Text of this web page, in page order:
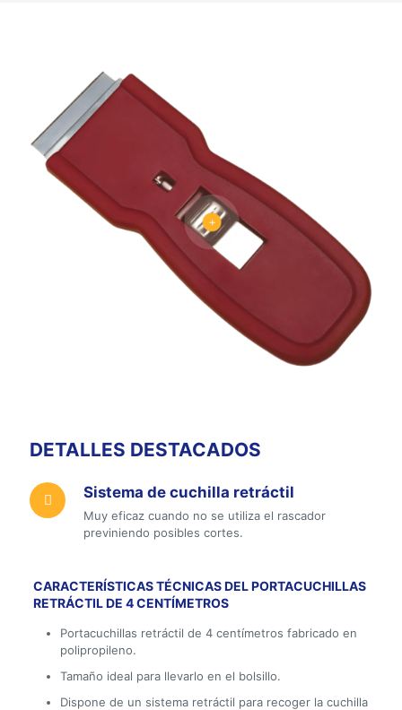
DETALLES DESTACADOS
Sistema de cuchilla retráctil
Muy eficaz cuando no se utiliza el rascador
previniendo posibles cortes.
CARACTERÍSTICAS TÉCNICAS DEL PORTACUCHILLAS
RETRÁCTIL DE 4 CENTÍMETROS
Portacuchillas retráctil de 4 centímetros fabricado en
polipropileno.
Tamaño ideal para llevarlo en el bolsillo.
Dispone de un sistema retráctil para recoger la cuchilla